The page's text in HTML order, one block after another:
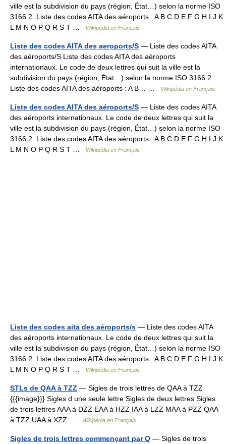
ville est la subdivision du pays (région, État…) selon la norme ISO
3166 2. Liste des codes AITA des aéroports : A B C D E F G H I J K
L M N O P Q R S T …
Wikipédia en Français
Liste des codes AITA des aeroports/S — Liste des codes AITA
des aéroports/S Liste des codes AITA des aéroports
internationaux. Le code de deux lettres qui suit la ville est la
subdivision du pays (région, État…) selon la norme ISO 3166 2.
Liste des codes AITA des aéroports : A B… …
Wikipédia en Français
Liste des codes AITA des aéroports/S — Liste des codes AITA
des aéroports internationaux. Le code de deux lettres qui suit la
ville est la subdivision du pays (région, État…) selon la norme ISO
3166 2. Liste des codes AITA des aéroports : A B C D E F G H I J K
L M N O P Q R S T …
Wikipédia en Français
Liste des codes aita des aéroports/s — Liste des codes AITA
des aéroports internationaux. Le code de deux lettres qui suit la
ville est la subdivision du pays (région, État…) selon la norme ISO
3166 2. Liste des codes AITA des aéroports : A B C D E F G H I J K
L M N O P Q R S T …
Wikipédia en Français
STLs de QAA à TZZ — Sigles de trois lettres de QAA à TZZ
{{{image}}} Sigles d une seule lettre Sigles de deux lettres Sigles
de trois lettres AAA à DZZ EAA à HZZ IAA à LZZ MAA à PZZ QAA
à TZZ UAA à XZZ …
Wikipédia en Français
Sigles de trois lettres commençant par Q — Sigles de trois